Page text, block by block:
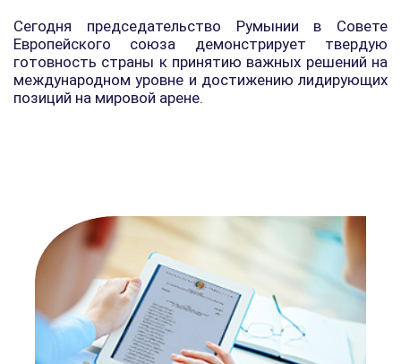
Сегодня председательство Румынии в Совете
Европейского союза демонстрирует твердую
готовность страны к принятию важных решений на
международном уровне и достижению лидирующих
позиций на мировой арене.